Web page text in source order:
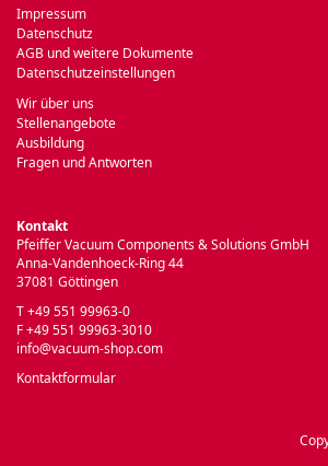
Impressum
Datenschutz
AGB und weitere Dokumente
Datenschutzeinstellungen
Wir über uns
Stellenangebote
Ausbildung
Fragen und Antworten
Kontakt
Pfeiffer Vacuum Components & Solutions GmbH
Anna-Vandenhoeck-Ring 44
37081 Göttingen
T +49 551 99963-0
F +49 551 99963-3010
info@vacuum-shop.com
Kontaktformular